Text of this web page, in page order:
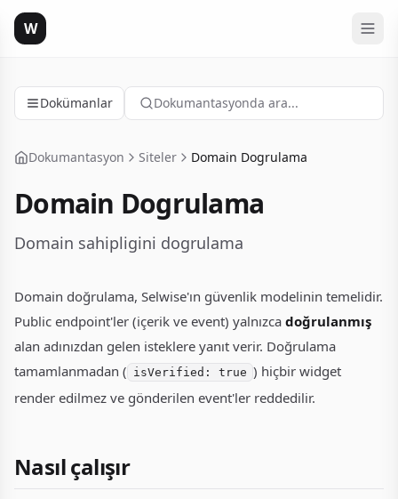
W
Dokümanlar Dokumantasyonda ara...
Dokumantasyon Siteler Domain Dogrulama
Domain Dogrulama
Domain sahipligini dogrulama
Domain doğrulama, Selwise'ın güvenlik modelinin temelidir.
Public endpoint'ler (içerik ve event) yalnızca doğrulanmış
alan adınızdan gelen isteklere yanıt verir. Doğrulama
tamamlanmadan ( isVerified: true ) hiçbir widget
render edilmez ve gönderilen event'ler reddedilir.
Nasıl çalışır